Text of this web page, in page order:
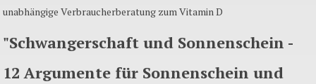
unabhängige Verbraucherberatung zum Vitamin D
"Schwangerschaft und Sonnenschein -
12 Argumente für Sonnenschein und